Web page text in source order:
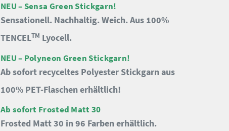
NEU – Sensa Green Stickgarn!
Sensationell. Nachhaltig. Weich. Aus 100%
TENCELTM Lyocell.
NEU – Polyneon Green Stickgarn!
Ab sofort recyceltes Polyester Stickgarn aus
100% PET-Flaschen erhältlich!
Ab sofort Frosted Matt 30
Frosted Matt 30 in 96 Farben erhältlich.